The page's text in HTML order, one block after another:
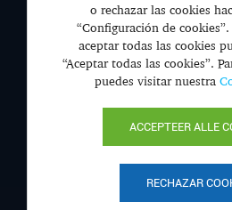
o rechazar las cookies
“Configuración de
aceptar todas las cookies
“Aceptar todas las cookies”.
puedes visitar nuestra
ACCEPTEER ALLE
RECHAZAR